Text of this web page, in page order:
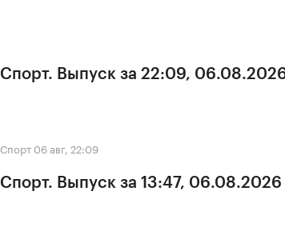
Спорт. Выпуск за 22:09,
Спорт 06 авг, 22:09
Спорт. Выпуск за 13:47, 06.08.2026